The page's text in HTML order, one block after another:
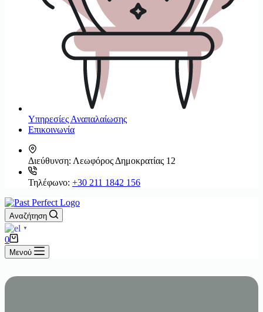
Υπηρεσίες Αναπαλαίωσης
Επικοινωνία
Διεύθυνση: Λεωφόρος Δημοκρατίας 12
Τηλέφωνο: +30 211 1842 156
Αναζήτηση
▼
Καλάθι
Αγορών
0
Μενού